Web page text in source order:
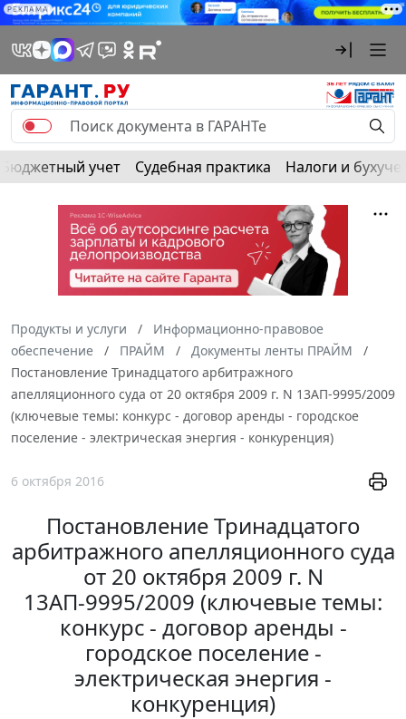
РЕКЛАМА
Бюджетный учет Судебная практика Налоги и
Продукты и услуги
Информационно-правовое
обеспечение
ПРАЙМ
Документы ленты ПРАЙМ
Постановление Тринадцатого арбитражного
апелляционного суда от 20 октября 2009 г. N 13АП-9995/2009
(ключевые темы: конкурс - договор аренды - городское
поселение - электрическая энергия - конкуренция)
6 октября 2016
Постановление Тринадцатого
арбитражного апелляционного суда
от 20 октября 2009 г. N
13АП-9995/2009 (ключевые темы:
конкурс - договор аренды -
городское поселение -
электрическая энергия -
конкуренция)